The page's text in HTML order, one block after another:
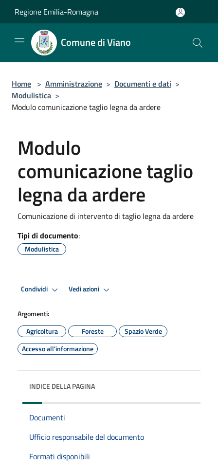
Regione Emilia-Romagna
Comune di Viano
Home > Amministrazione > Documenti e dati >
Modulistica >
Modulo comunicazione taglio legna da ardere
Modulo
comunicazione taglio
legna da ardere
Comunicazione di intervento di taglio legna da ardere
Tipi di documento:
Modulistica
Condividi Vedi azioni
Argomenti:
Agricoltura
Foreste
Spazio Verde
Accesso all'informazione
INDICE DELLA PAGINA
Documenti
Ufficio responsabile del documento
Formati disponibili